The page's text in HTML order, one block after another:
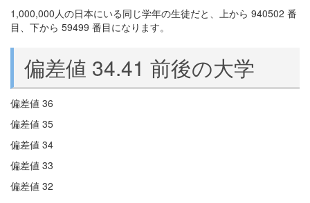
1,000,000人の日本にいる同じ学年の生徒だと、上から 940502 番
目、下から 59499 番目になります。
偏差値 34.41 前後の大学
偏差値 36
偏差値 35
偏差値 34
偏差値 33
偏差値 32